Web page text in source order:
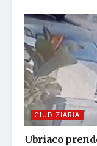
GIUDIZIARIA
Ubriaco